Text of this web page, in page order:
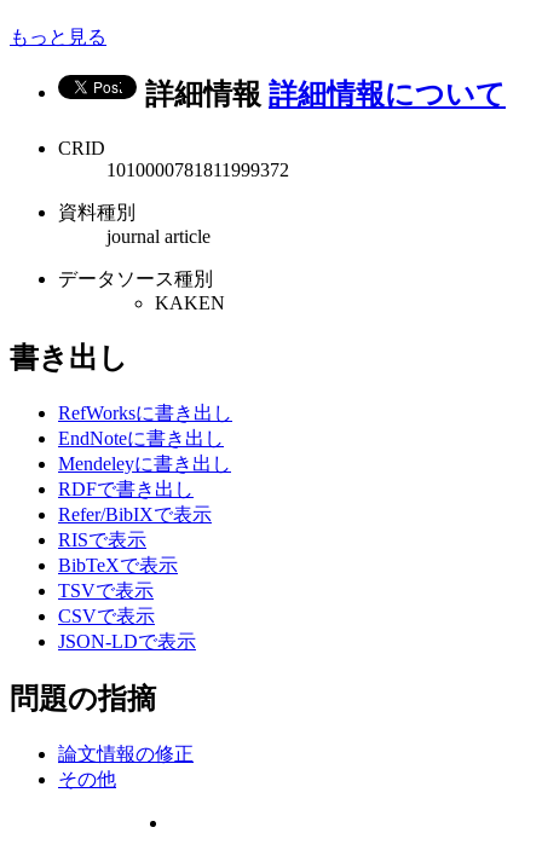
もっと見る
詳細情報 詳細情報について
CRID
1010000781811999372
資料種別
journal article
データソース種別
KAKEN
書き出し
RefWorksに書き出し
EndNoteに書き出し
Mendeleyに書き出し
RDFで書き出し
Refer/BibIXで表示
RISで表示
BibTeXで表示
TSVで表示
CSVで表示
JSON-LDで表示
問題の指摘
論文情報の修正
その他